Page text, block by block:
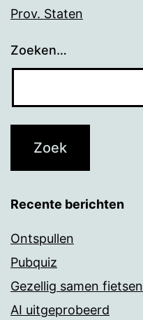
Prov. Staten
Zoeken…
Recente berichten
Ontspullen
Pubquiz
Gezellig samen fietsen
AI uitgeprobeerd